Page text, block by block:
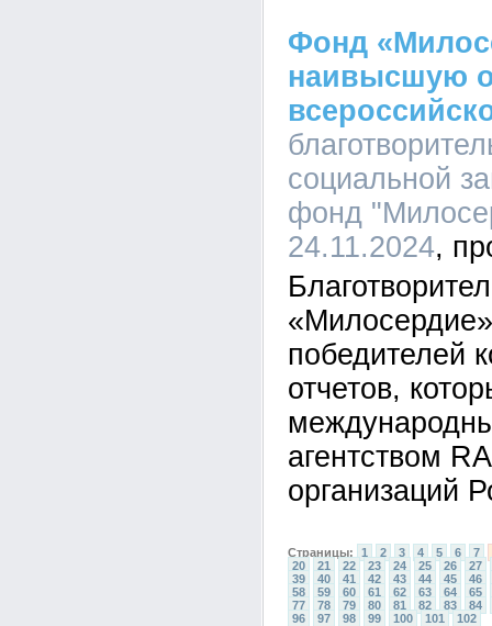
Фонд
наивысшую
социальной
фонд
24.11.2024
победителей
отчетов,
агентством
организаций
Страницы: 1 2 3 4 5 6
7
20
21 22 23 24 25 26
27
39
40 41 42 43 44 45
46
58
59 60 61 62 63 64
65
77
78 79 80 81 82 83
84
96
97 98 99 100 101 102